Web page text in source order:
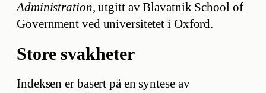
Administration, utgitt av Blavatnik School of
Government ved universitetet i Oxford.
Store svakheter
Indeksen er basert på en syntese av